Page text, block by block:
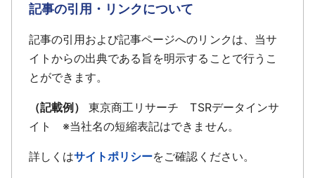
記事の引用・リンクについて
記事の引用および記事ページへのリンクは、当サ
イトからの出典である旨を明示することで行うこ
とができます。
（記載例）
東京商工リサーチ TSRデータインサ
イト ※当社名の短縮表記はできません。
詳しくはサイトポリシーをご確認ください。